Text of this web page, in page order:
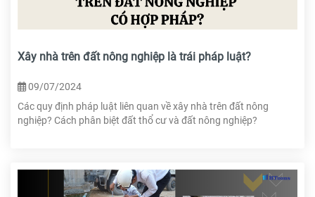
Xây nhà trên đất nông nghiệp là trái pháp luật?
09/07/2024
Các quy định pháp luật liên quan về xây nhà trên đất nông
nghiệp? Cách phân biệt đất thổ cư và đất nông nghiệp?